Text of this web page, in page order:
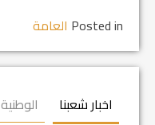
Posted in العامة
اخبار شعبنا